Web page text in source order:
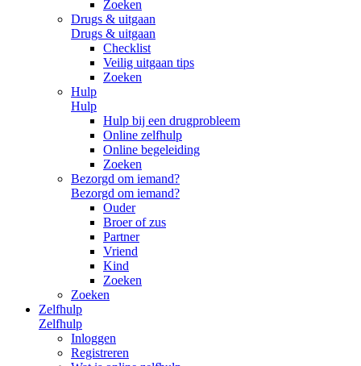
Zoeken
Drugs & uitgaan
Drugs & uitgaan
Checklist
Veilig uitgaan tips
Zoeken
Hulp
Hulp
Hulp bij een drugprobleem
Online zelfhulp
Online begeleiding
Zoeken
Bezorgd om iemand?
Bezorgd om iemand?
Ouder
Broer of zus
Partner
Vriend
Kind
Zoeken
Zoeken
Zelfhulp
Zelfhulp
Inloggen
Registreren